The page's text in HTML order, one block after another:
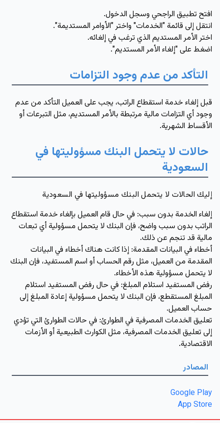
افتح تطبيق الراجحي وسجل الدخول.
انتقل إلى قائمة "الخدمات" واختر "الأوامر المستديمة".
اختر الأمر المستديم الذي ترغب في إلغائه.
اضغط على "إلغاء الأمر المستديم".
التأكد من عدم وجود التزامات
قبل إلغاء خدمة استقطاع الراتب، يجب على العميل التأكد من عدم
وجود أي التزامات مالية مرتبطة بالأمر المستديم، مثل التبرعات أو
الأقساط الشهرية.
حالات لا يتحمل البنك مسؤوليتها في
السعودية
إليك الحالات لا يتحمل البنك مسؤوليتها في السعودية
إلغاء الخدمة بدون سبب: في حال قام العميل بإلغاء خدمة استقطاع
الراتب بدون سبب واضح، فإن البنك لا يتحمل مسؤولية أي تبعات
مالية قد تنجم عن ذلك.
أخطاء في البيانات المقدمة: إذا كانت هناك أخطاء في البيانات
المقدمة من العميل، مثل رقم الحساب أو اسم المستفيد، فإن البنك
لا يتحمل مسؤولية هذه الأخطاء.
رفض المستفيد استلام المبلغ: في حال رفض المستفيد استلام
المبلغ المستقطع، فإن البنك لا يتحمل مسؤولية إعادة المبلغ إلى
حساب العميل.
تعليق الخدمات المصرفية في الطوارئ: في حالات الطوارئ التي تؤدي
إلى تعليق الخدمات المصرفية، مثل الكوارث الطبيعية أو الأزمات
الاقتصادية.
المصادر
Google Play
App Store